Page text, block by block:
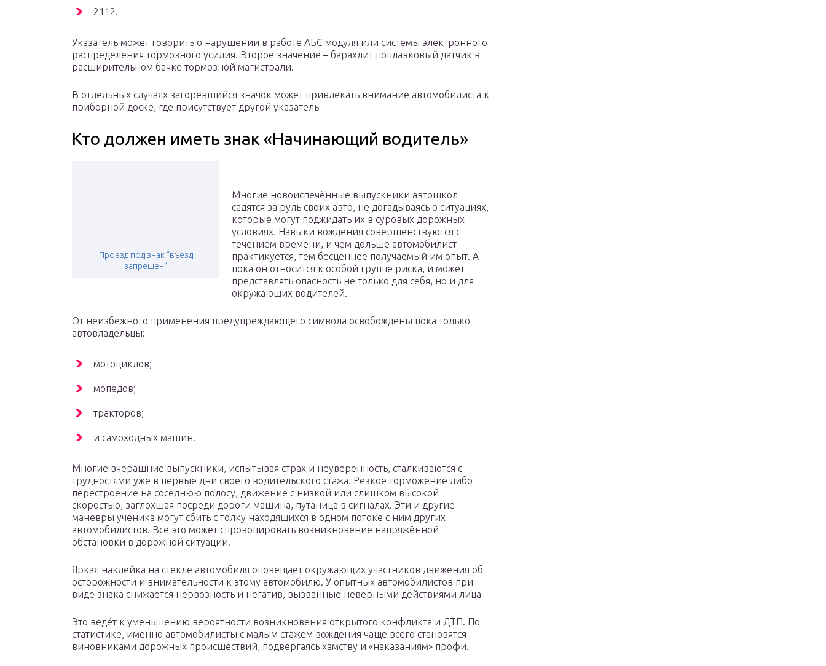
2112.
Указатель может говорить о нарушении в работе АБС модуля или системы электронного
распределения тормозного усилия. Второе значение – барахлит поплавковый датчик в
расширительном бачке тормозной магистрали.
В отдельных случаях загоревшийся значок может привлекать внимание автомобилиста к
приборной доске, где присутствует другой указатель
Кто должен иметь знак «Начинающий водитель»
Проезд под знак “въезд
запрещен”
Многие новоиспечённые выпускники автошкол
садятся за руль своих авто, не догадываясь о ситуациях,
которые могут поджидать их в суровых дорожных
условиях. Навыки вождения совершенствуются с
течением времени, и чем дольше автомобилист
практикуется, тем бесценнее получаемый им опыт. А
пока он относится к особой группе риска, и может
представлять опасность не только для себя, но и для
окружающих водителей.
От неизбежного применения предупреждающего символа освобождены пока только
автовладельцы:
мотоциклов;
мопедов;
тракторов;
и самоходных машин.
Многие вчерашние выпускники, испытывая страх и неуверенность, сталкиваются с
трудностями уже в первые дни своего водительского стажа. Резкое торможение либо
перестроение на соседнюю полосу, движение с низкой или слишком высокой
скоростью, заглохшая посреди дороги машина, путаница в сигналах. Эти и другие
манёвры ученика могут сбить с толку находящихся в одном потоке с ним других
автомобилистов. Все это может спровоцировать возникновение напряжённой
обстановки в дорожной ситуации.
Яркая наклейка на стекле автомобиля оповещает окружающих участников движения об
осторожности и внимательности к этому автомобилю. У опытных автомобилистов при
виде знака снижается нервозность и негатив, вызванные неверными действиями лица
Это ведёт к уменьшению вероятности возникновения открытого конфликта и ДТП. По
статистике, именно автомобилисты с малым стажем вождения чаще всего становятся
виновниками дорожных происшествий, подвергаясь хамству и «наказаниям» профи.